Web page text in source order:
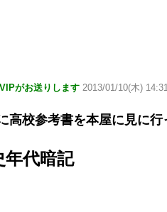
がお送りします 2013/01/10(木)
高校参考書を本屋に見に行
年代暗記